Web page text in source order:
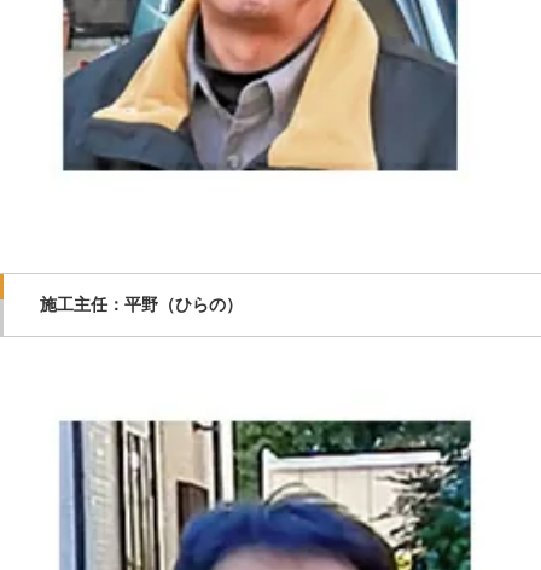
施工主任：平野（ひらの）